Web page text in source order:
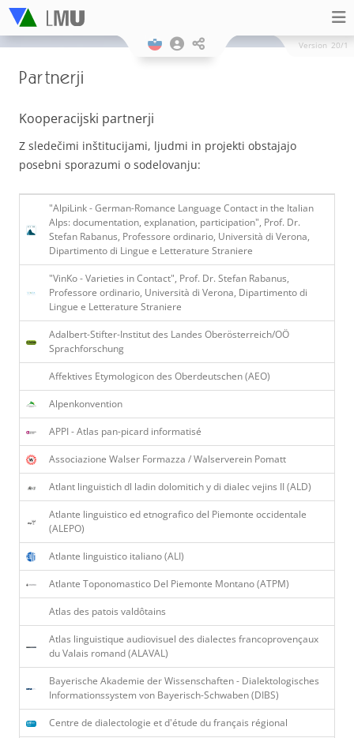
Version 20/1
Partnerji
Kooperacijski partnerji
Z sledečimi inštitucijami, ljudmi in projekti obstajajo
posebni sporazumi o sodelovanju:
"AlpiLink - German-Romance Language Contact in the Italian
Alps: documentation, explanation, participation", Prof. Dr.
Stefan Rabanus, Professore ordinario, Università di Verona,
Dipartimento di Lingue e Letterature Straniere
"VinKo - Varieties in Contact", Prof. Dr. Stefan Rabanus,
Professore ordinario, Università di Verona, Dipartimento di
Lingue e Letterature Straniere
Adalbert-Stifter-Institut des Landes Oberösterreich/OÖ
Sprachforschung
Affektives Etymologicon des Oberdeutschen (AEO)
Alpenkonvention
APPI - Atlas pan-picard informatisé
Associazione Walser Formazza / Walserverein Pomatt
Atlant linguistich dl ladin dolomitich y di dialec vejins II (ALD)
Atlante linguistico ed etnografico del Piemonte occidentale
(ALEPO)
Atlante linguistico italiano (ALI)
Atlante Toponomastico Del Piemonte Montano (ATPM)
Atlas des patois valdôtains
Atlas linguistique audiovisuel des dialectes francoprovençaux
du Valais romand (ALAVAL)
Bayerische Akademie der Wissenschaften - Dialektologisches
Informationssystem von Bayerisch-Schwaben (DIBS)
Centre de dialectologie et d'étude du français régional